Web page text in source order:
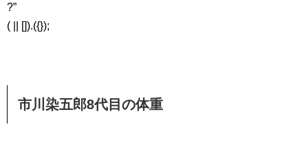
?”
( || []).({});
市川染五郎8代目の体重